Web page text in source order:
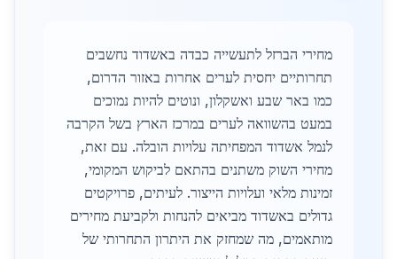
מחירי הברזל לתעשייה כבדה באשדוד נחשבים
תחרותיים יחסית לערים אחרות באזור הדרום,
כמו באר שבע ואשקלון, ונוטים להיות נמוכים
במעט בהשוואה לערים במרכז הארץ בשל הקרבה
לנמל אשדוד המפחיתה עלויות הובלה. עם זאת,
מחירי השוק משתנים בהתאם לביקוש המקומי,
זמינות מלאי ועלויות הייצור. לעיתים, פרויקטים
גדולים באשדוד מביאים להנחות ולקביעת מחירים
מותאמים, מה שמחזק את היתרון התחרותי של